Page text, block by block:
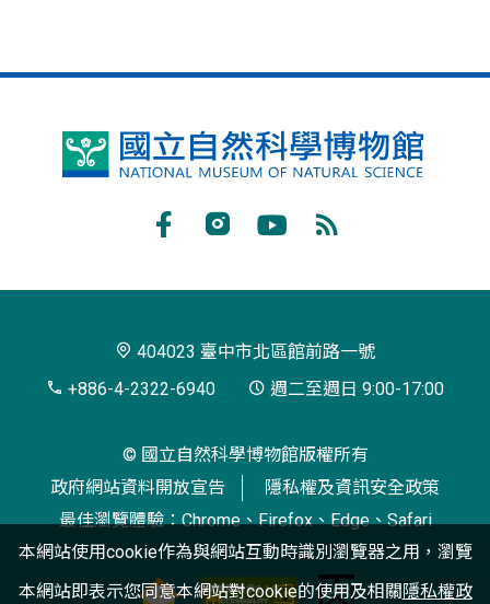
國
博
閱
404023 臺中市北區館前路一號
+886-4-2322-6940
週二至週日 9:00-17:00
© 國立自然科學博物館版權所有
政府網站資料開放宣告
隱私權及資訊安全政策
最佳瀏覽體驗：Chrome、Firefox、Edge、Safari
本網站使用cookie作為與網站互動時識別瀏覽器之用，瀏覽
本網站即表示您同意本網站對cookie的使用及相關隱私權政